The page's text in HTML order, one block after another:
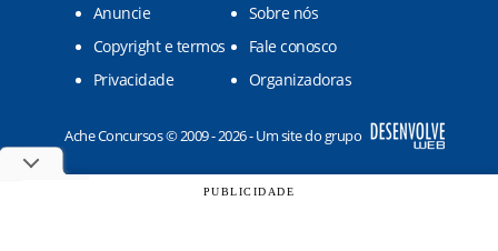
Anuncie
Sobre nós
Copyright e termos
Fale conosco
Privacidade
Organizadoras
Ache Concursos © 2009 - 2026 - Um site do grupo
PUBLICIDADE